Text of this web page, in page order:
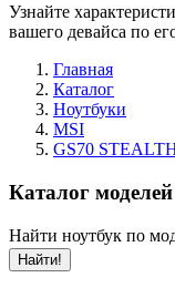
Узнайте
вашего девайса по
Главная
Каталог
Ноутбуки
MSI
GS70
Каталог
Найти ноутбук по
Найти!